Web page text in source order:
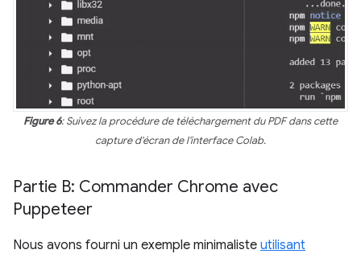
Figure 6: Suivez la procédure de téléchargement du PDF dans cette
capture d'écran de l'interface Colab.
Partie B: Commander Chrome avec
Puppeteer
Nous avons fourni un exemple minimaliste utilisant